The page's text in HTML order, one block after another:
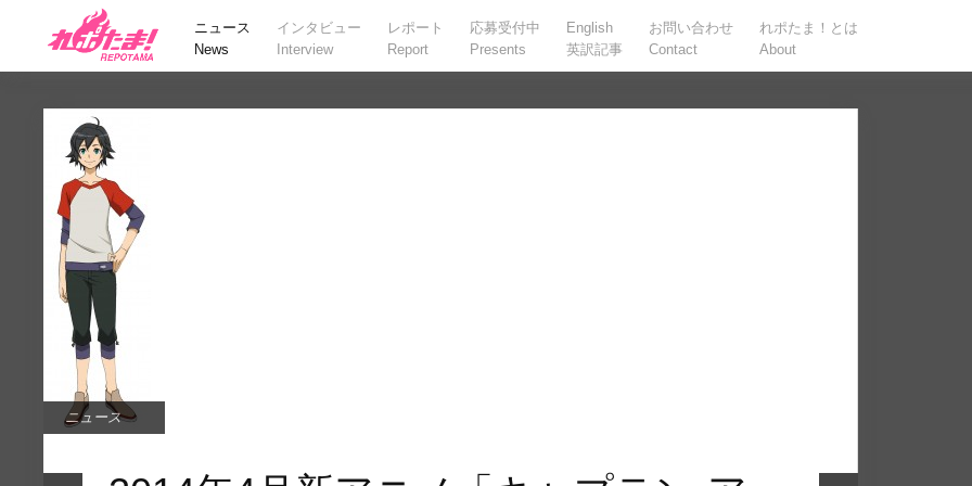
ニュース
News
インタビュー
Interview
レポート
Report
応募受付中
Presents
English
英訳記事
お問い合わせ
Contact
れポたま！とは
About
ニュース